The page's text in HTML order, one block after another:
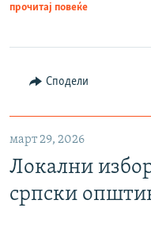
прочитај повеќе
Сподели
март 29, 2026
Локални
српски